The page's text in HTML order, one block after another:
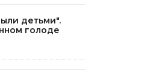
детьми".
голоде